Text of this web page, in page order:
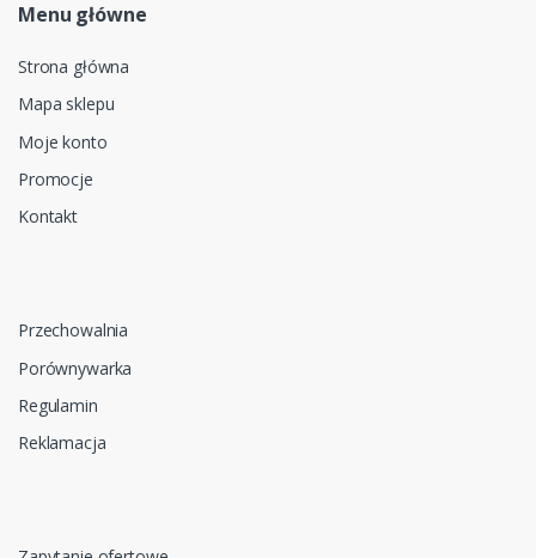
Menu główne
Strona główna
Mapa sklepu
Moje konto
Promocje
Kontakt
Przechowalnia
Porównywarka
Regulamin
Reklamacja